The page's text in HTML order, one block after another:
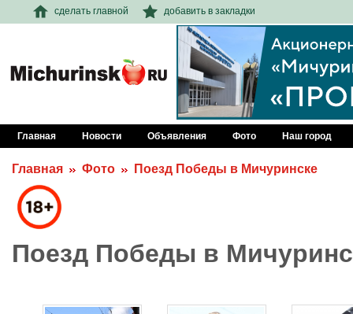
сделать главной добавить в закладки
Главная Новости Объявления Фото Наш город
Главная Фото Поезд Победы в Мичуринске
Поезд Победы в